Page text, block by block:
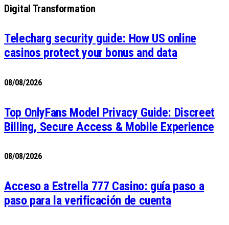
Digital Transformation
Telecharg security guide: How US online
casinos protect your bonus and data
08/08/2026
Top OnlyFans Model Privacy Guide: Discreet
Billing, Secure Access & Mobile Experience
08/08/2026
Acceso a Estrella 777 Casino: guía paso a
paso para la verificación de cuenta